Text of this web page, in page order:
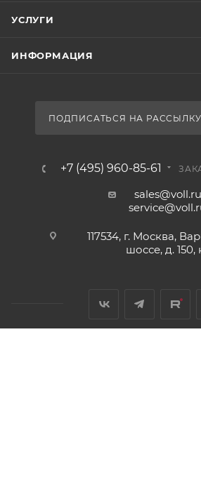
УСЛУГИ
ИНФОРМАЦИЯ
ПОДПИСАТЬСЯ НА РАССЫЛКУ
+7 (495) 960-85-61
sales@voll.ru
117534, г. Москва,
шоссе, д. 150,